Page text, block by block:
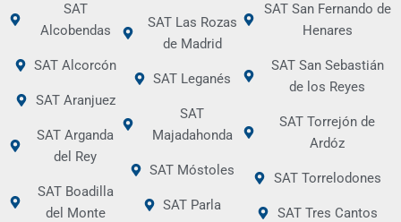
SAT
Alcobendas
SAT Alcorcón
SAT Aranjuez
SAT Arganda
del Rey
SAT Boadilla
del Monte
SAT Las Rozas
de Madrid
SAT Leganés
SAT
Majadahonda
SAT Móstoles
SAT Parla
SAT San Fernando de
Henares
SAT San Sebastián
de los Reyes
SAT Torrejón de
Ardóz
SAT Torrelodones
SAT Tres Cantos